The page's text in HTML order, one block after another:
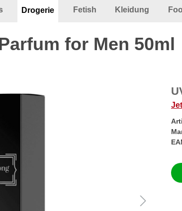
Drogerie Fetish Kleidung
for Men 50ml